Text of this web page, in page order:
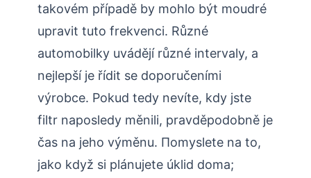
takovém případě by mohlo být moudré
upravit tuto frekvenci. Různé
automobilky uvádějí různé intervaly, a
nejlepší je řídit se doporučeními
výrobce. Pokud tedy nevíte, kdy jste
filtr naposledy měnili, pravděpodobně je
čas na jeho výměnu. Пomyslete na to,
jako když si plánujete úklid doma;